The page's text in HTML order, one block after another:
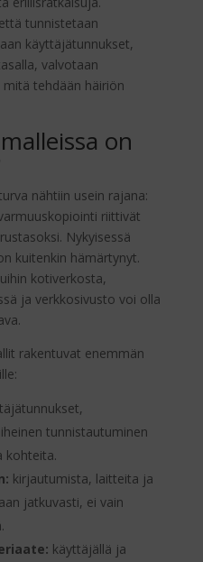
tunnistetaan
käyttäjätunnukset,
valvotaan
tehdään häiriön
on
nähtiin usein rajana:
riittivät
Nykyisessä
kuitenkin hämärtynyt.
kotiverkosta,
ja verkkosivusto voi olla
rakentuvat enemmän
tunnistautuminen
kohteita.
kirjautumista, laitteita ja
jatkuvasti, ei vain
käyttäjällä ja